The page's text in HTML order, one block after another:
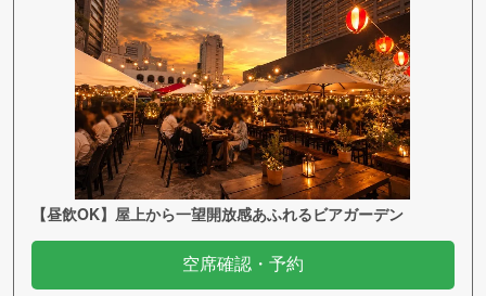
【昼飲OK】屋上から一望開放感あふれるビアガーデン
空席確認・予約